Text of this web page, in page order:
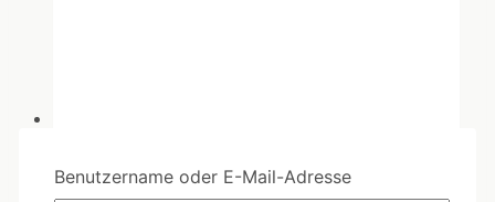
CAC08 - Seid lieb zueinander
Benutzername oder E-Mail-Adresse